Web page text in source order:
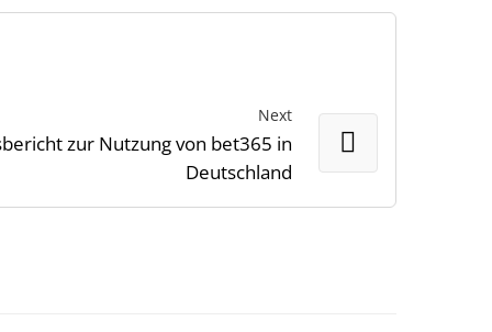
Next
zur Nutzung von bet365 in
Deutschland